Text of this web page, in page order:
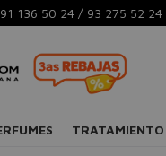
91 136 50 24 / 93 275 52 24
TRATAMIENTO